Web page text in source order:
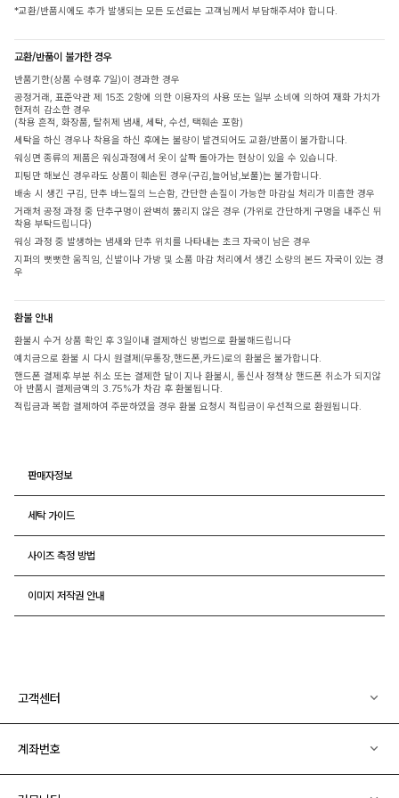
*교환/반품시에도 추가 발생되는 모든 도선료는 고객님께서 부담해주셔야 합니다.
교환/반품이 불가한 경우
반품기한(상품 수령후 7일)이 경과한 경우
공정거래, 표준약관 제 15조 2항에 의한 이용자의 사용 또는 일부 소비에 의하여 재화 가치가
현저히 감소한 경우
(착용 흔적, 화장품, 탈취제 냄새, 세탁, 수선, 택훼손 포함)
세탁을 하신 경우나 착용을 하신 후에는 불량이 발견되어도 교환/반품이 불가합니다.
워싱면 종류의 제품은 워싱과정에서 옷이 살짝 돌아가는 현상이 있을 수 있습니다.
피팅만 해보신 경우라도 상품이 훼손된 경우(구김,늘어남,보풀)는 불가합니다.
배송 시 생긴 구김, 단추 바느질의 느슨함, 간단한 손질이 가능한 마감실 처리가 미흡한 경우
거래처 공정 과정 중 단추구멍이 완벽히 뚫리지 않은 경우 (가위로 간단하게 구멍을 내주신 뒤
착용 부탁드립니다)
워싱 과정 중 발생하는 냄새와 단추 위치를 나타내는 초크 자국이 남은 경우
지퍼의 뻣뻣한 움직임, 신발이나 가방 및 소품 마감 처리에서 생긴 소량의 본드 자국이 있는 경
우
환불 안내
환불시 수거 상품 확인 후 3일이내 결제하신 방법으로 환불해드립니다
예치금으로 환불 시 다시 원결제(무통장,핸드폰,카드)로의 환불은 불가합니다.
핸드폰 결제후 부분 취소 또는 결제한 달이 지나 환불시, 통신사 정책상 핸드폰 취소가 되지않
아 반품시 결제금액의 3.75%가 차감 후 환불됩니다.
적립금과 복합 결제하여 주문하였을 경우 환불 요청시 적립금이 우선적으로 환원됩니다.
판매자정보
세탁 가이드
사이즈 측정 방법
이미지 저작권 안내
고객센터
계좌번호